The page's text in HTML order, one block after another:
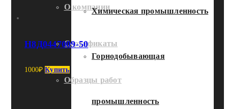
О компании
Сертификаты
Образцы работ
Химическая промышленность
Горнодобывающая
промышленность
Н8Д0447009-50
1000₽ Купить